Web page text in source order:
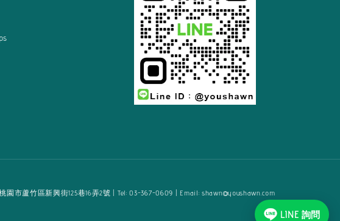
市蘆竹區新興街125巷16弄2號 | Tel: 03-367-0609 | Email: shawn@youshawn.com
LINE 詢問